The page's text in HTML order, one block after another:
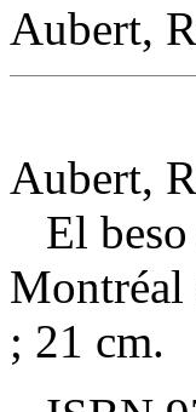
Aubert,
Aubert,
El
; 21 cm.